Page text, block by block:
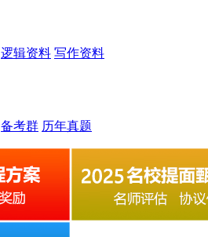
逻辑资料 写作资料
备考群 历年真题